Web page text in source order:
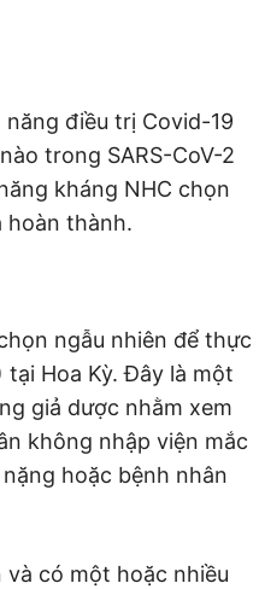
điều trị Covid-19
trong SARS-CoV-2
kháng NHC chọn
hoàn thành.
ngẫu nhiên để thực
Hoa Kỳ. Đây là một
giả dược nhằm xem
không nhập viện mắc
hoặc bệnh nhân
có một hoặc nhiều